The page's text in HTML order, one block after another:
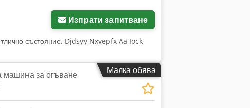
Изпрати запитване
състояние. Djdsyy Nxvepfx Aa Iock
Малка обява
машина за огъване